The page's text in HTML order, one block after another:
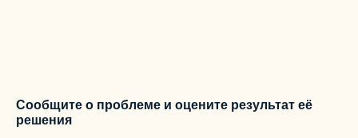
Сообщите о проблеме и оцените результат её
решения